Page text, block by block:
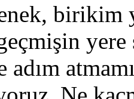
birikim
yere